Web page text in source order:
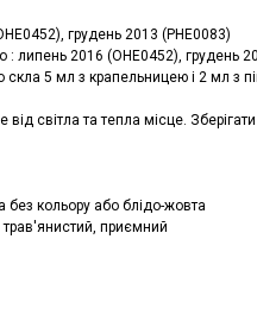
грудень 2013 (PHE0083)
: липень 2016 (OHE0452), грудень
5 мл з крапельницею і 2 мл з
світла та тепла місце.
без кольору або блідо-жовта
трав'янистий, приємний